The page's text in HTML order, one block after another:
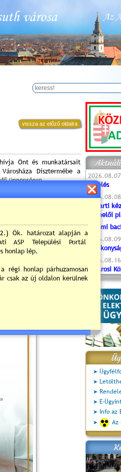
vissza az előző oldalra
Önt és munkatársait
Dísztermébe a
ünnepségre.
Túlélés
Tóparti
termelői
Valami
Újvárosi
Sportnap
Ceglédi
Szent
E-
Info az
Az